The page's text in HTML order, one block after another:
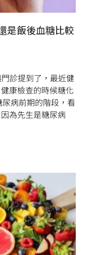
是飯後血糖比較
診提到了，最近健
康檢查的時候糖化
病前期的階段，看
為先生是糖尿病